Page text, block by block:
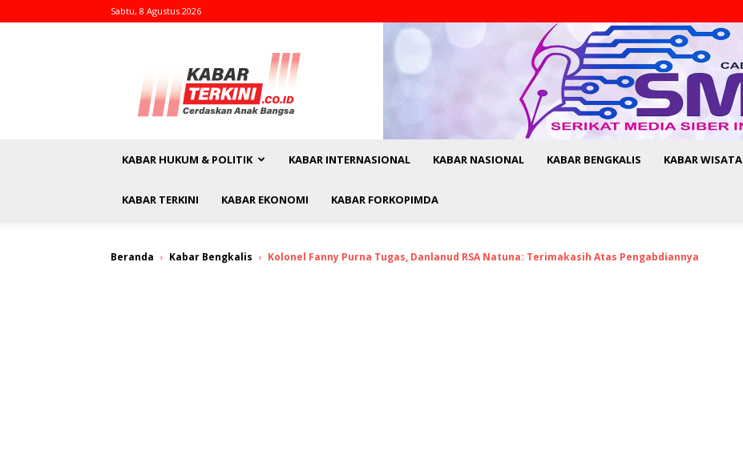
Sabtu, 8 Agustus 2026
kabarterkini.co.id
KABAR HUKUM & POLITIK KABAR INTERNASIONAL KABAR NASIONAL KABAR BENGKALIS KABAR WISATA
KABAR TERKINI KABAR EKONOMI KABAR FORKOPIMDA
Beranda Kabar Bengkalis Kolonel Fanny Purna Tugas, Danlanud RSA Natuna: Terimakasih Atas Pengabdiannya